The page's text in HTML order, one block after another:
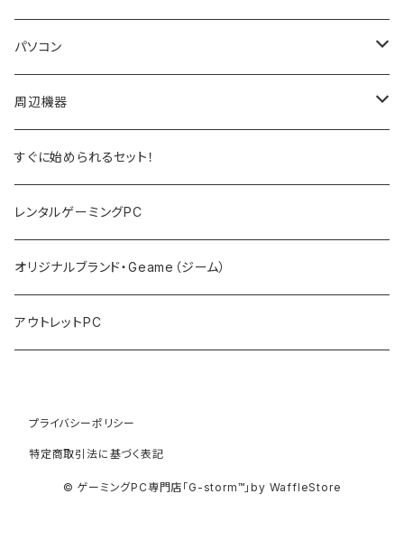
パソコン
ノートPC
デスクトップPC
PCサーバー
周辺機器
モニター
キーボード
マウス
プロジェクタ
すぐに始められるセット！
レンタルゲーミングPC
オリジナルブランド・Geame（ジーム）
アウトレットPC
プライバシーポリシー
特定商取引法に基づく表記
© ゲーミングPC専門店「G-storm™」by WaffleStore